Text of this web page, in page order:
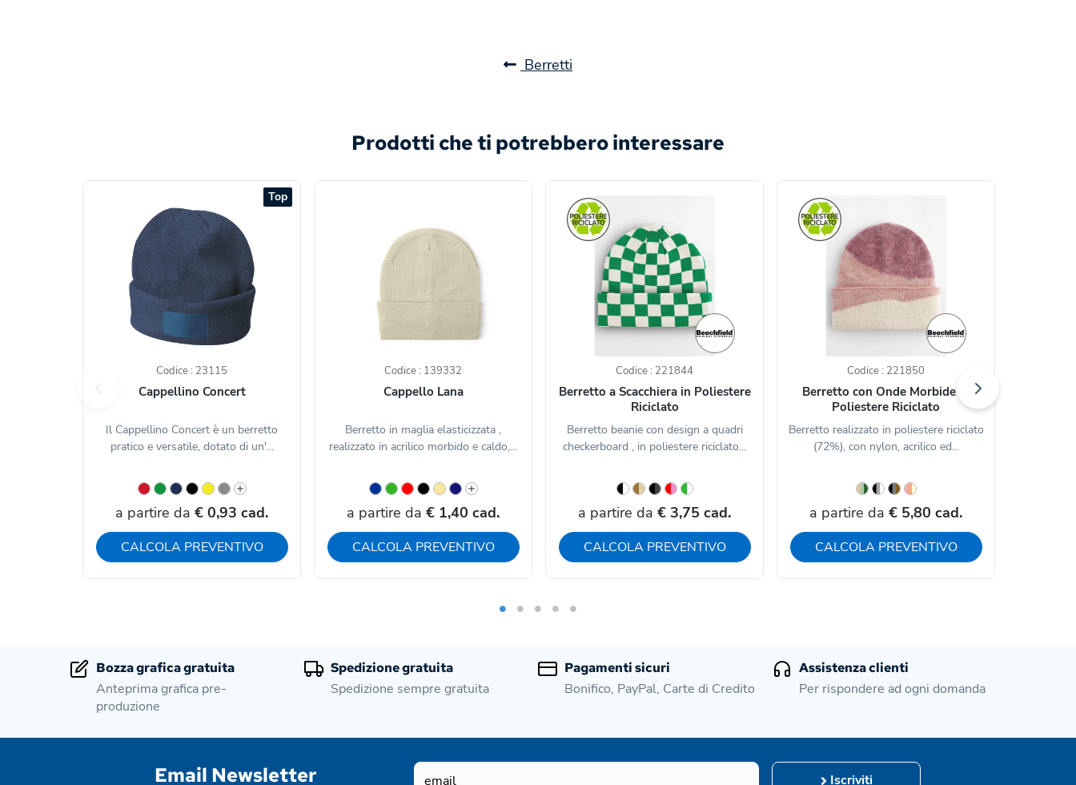
Berretti
Prodotti che ti potrebbero interessare
Top
Codice : 23115
Cappellino Concert
Il Cappellino Concert è un berretto
pratico e versatile, dotato di un'...
a partire da € 0,93 cad.
CALCOLA PREVENTIVO
Codice : 139332
Cappello Lana
Berretto in maglia elasticizzata ,
realizzato in acrilico morbido e caldo,...
a partire da € 1,40 cad.
CALCOLA PREVENTIVO
Codice : 221844
Berretto a Scacchiera in Poliestere
Riciclato
Berretto beanie con design a quadri
checkerboard , in poliestere riciclato...
a partire da € 3,75 cad.
CALCOLA PREVENTIVO
Codice : 221850
Berretto con Onde Morbide in
Poliestere Riciclato
Berretto realizzato in poliestere riciclato
(72%), con nylon, acrilico ed...
a partire da € 5,80 cad.
CALCOLA PREVENTIVO
Bozza grafica gratuita
Anteprima grafica pre-
produzione
Spedizione gratuita
Spedizione sempre gratuita
Pagamenti sicuri
Bonifico, PayPal, Carte di Credito
Assistenza clienti
Per rispondere ad ogni domanda
Email Newsletter Iscriviti